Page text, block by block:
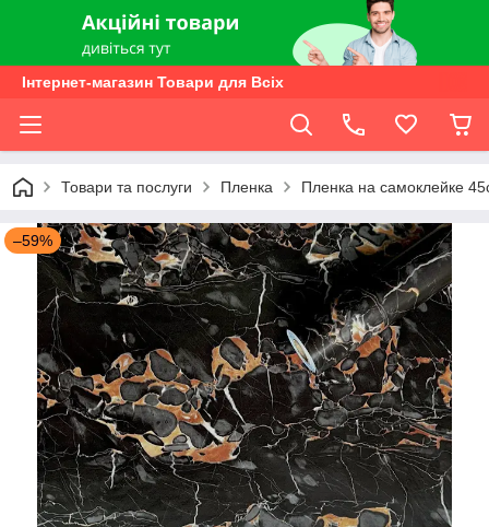
Інтернет-магазин Товари для Всіх
Товари та послуги Пленка Пленка на самоклейке
–59%